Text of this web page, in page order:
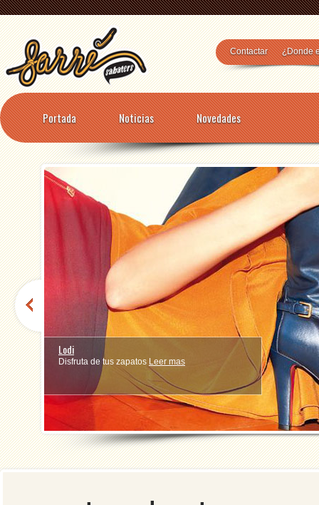
Contactar ¿Donde
Portada Noticias Novedades
Lodi
Disfruta de tus zapatos Leer mas
1 2 3 4